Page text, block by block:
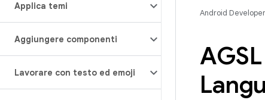
Applica temi
Aggiungere componenti
Lavorare con testo ed emoji
Android